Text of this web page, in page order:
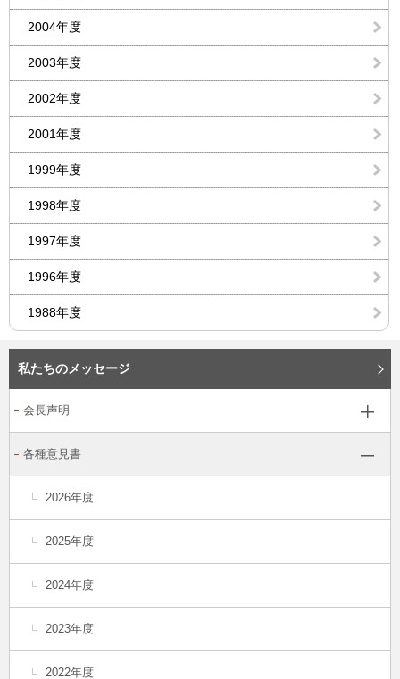
2004年度
2003年度
2002年度
2001年度
1999年度
1998年度
1997年度
1996年度
1988年度
私たちのメッセージ
会長声明
各種意見書
2026年度
2025年度
2024年度
2023年度
2022年度